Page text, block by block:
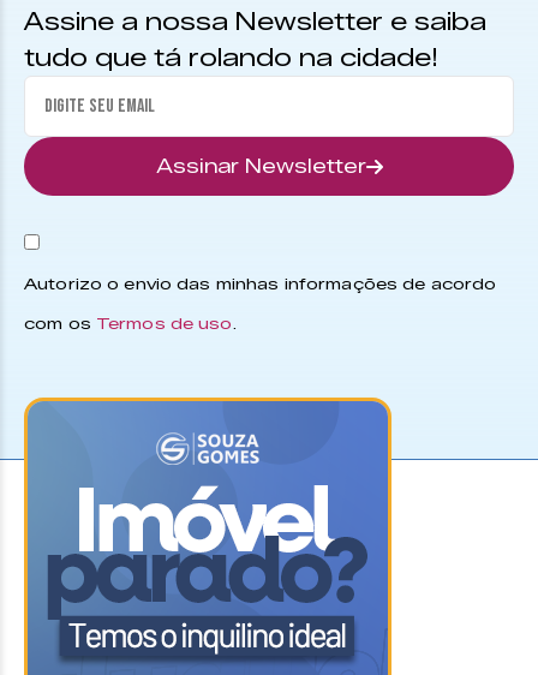
Assine a nossa Newsletter e saiba
tudo que tá rolando na cidade!
Assinar Newsletter
Autorizo o envio das minhas informações de acordo
com os Termos de uso.